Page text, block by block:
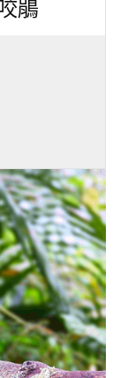
探索，
行近距離攝
林鳥種皆有
霧，構成最
雀、粉喉煌